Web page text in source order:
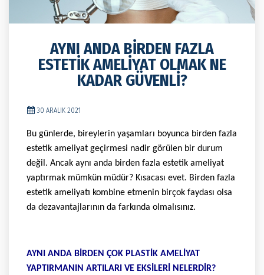
AYNI ANDA BIRDEN FAZLA
ESTETIK AMELIYAT OLMAK NE
KADAR GÜVENLI?
30 ARALIK 2021
Bu günlerde, bireylerin yaşamları boyunca birden fazla
estetik ameliyat geçirmesi nadir görülen bir durum
değil. Ancak aynı anda birden fazla estetik ameliyat
yaptırmak mümkün müdür? Kısacası evet. Birden fazla
estetik ameliyatı kombine etmenin birçok faydası olsa
da dezavantajlarının da farkında olmalısınız.
AYNI ANDA BİRDEN ÇOK PLASTİK AMELİYAT
YAPTIRMANIN ARTILARI VE EKSİLERİ NELERDİR?